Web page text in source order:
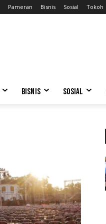
Pameran Bisnis Sosial Tokoh
BISNIS SOSIAL